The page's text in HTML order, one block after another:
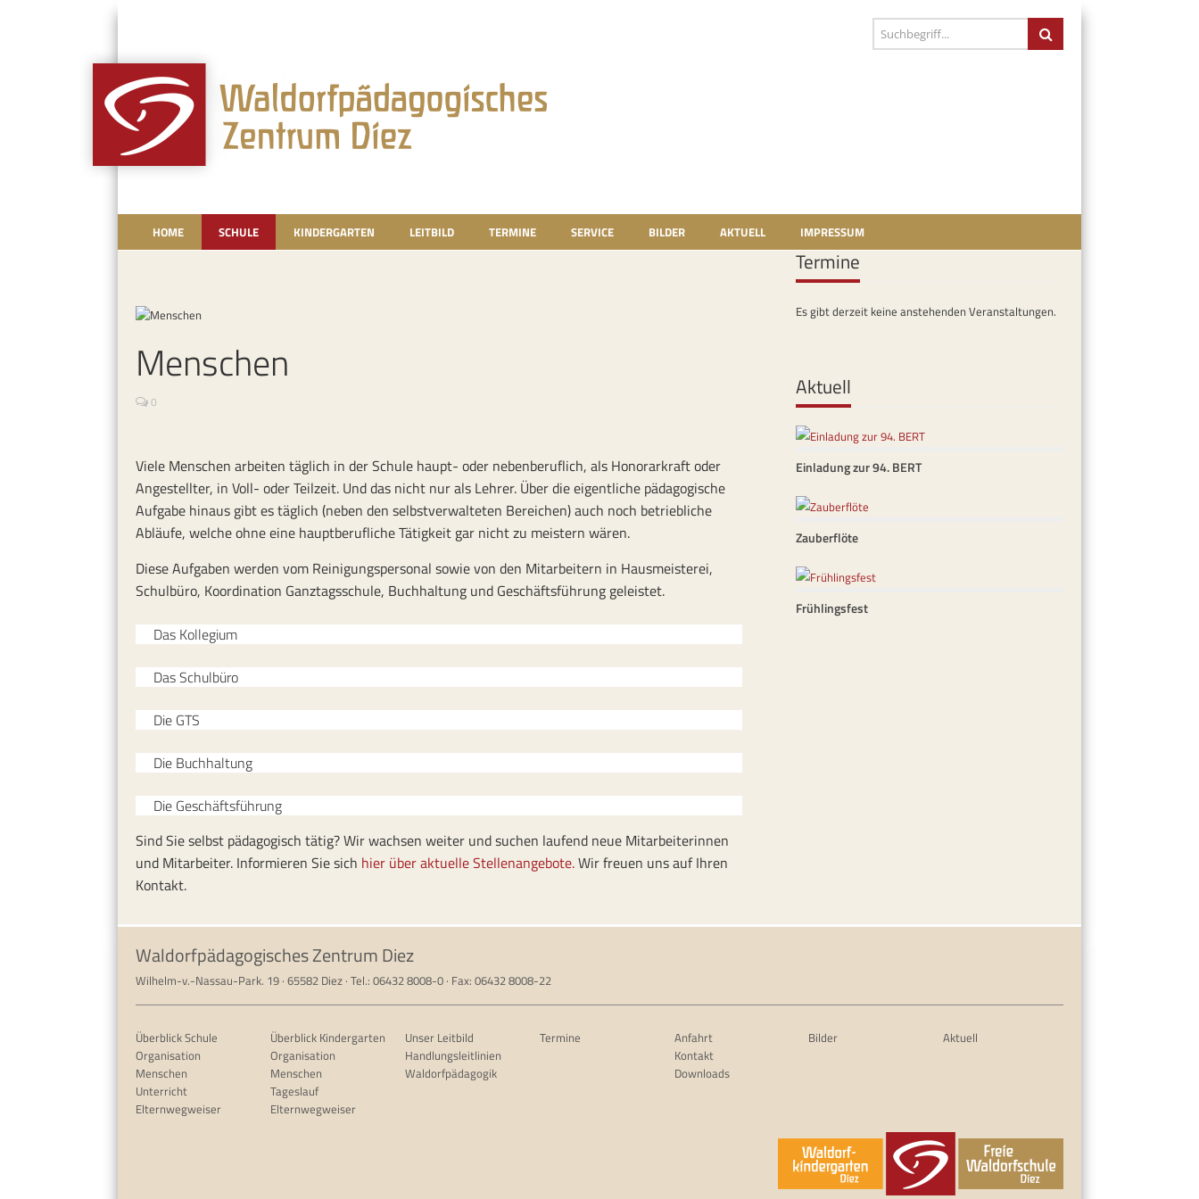
HOME SCHULE KINDERGARTEN LEITBILD TERMINE SERVICE BILDER AKTUELL IMPRESSUM
Menschen
0
Viele Menschen arbeiten täglich in der Schule haupt- oder nebenberuflich, als Honorarkraft oder
Angestellter, in Voll- oder Teilzeit. Und das nicht nur als Lehrer. Über die eigentliche pädagogische
Aufgabe hinaus gibt es täglich (neben den selbstverwalteten Bereichen) auch noch betriebliche
Abläufe, welche ohne eine hauptberufliche Tätigkeit gar nicht zu meistern wären.
Diese Aufgaben werden vom Reinigungspersonal sowie von den Mitarbeitern in Hausmeisterei,
Schulbüro, Koordination Ganztagsschule, Buchhaltung und Geschäftsführung geleistet.
Das Kollegium
Das Schulbüro
Die GTS
Die Buchhaltung
Die Geschäftsführung
Sind Sie selbst pädagogisch tätig? Wir wachsen weiter und suchen laufend neue Mitarbeiterinnen
und Mitarbeiter. Informieren Sie sich hier über aktuelle Stellenangebote.Wir freuen uns auf Ihren
Kontakt.
Termine
Es gibt derzeit keine anstehenden Veranstaltungen.
Aktuell
Einladung zur 94. BERT
Zauberflöte
Frühlingsfest
Waldorfpädagogisches Zentrum Diez
Wilhelm-v.-Nassau-Park. 19 · 65582 Diez · Tel.: 06432 8008-0 · Fax: 06432 8008-22
Überblick Schule
Organisation
Menschen
Unterricht
Elternwegweiser
Überblick Kindergarten
Organisation
Menschen
Tageslauf
Elternwegweiser
Unser Leitbild
Handlungsleitlinien
Waldorfpädagogik
Termine
Anfahrt
Kontakt
Downloads
Bilder Aktuell